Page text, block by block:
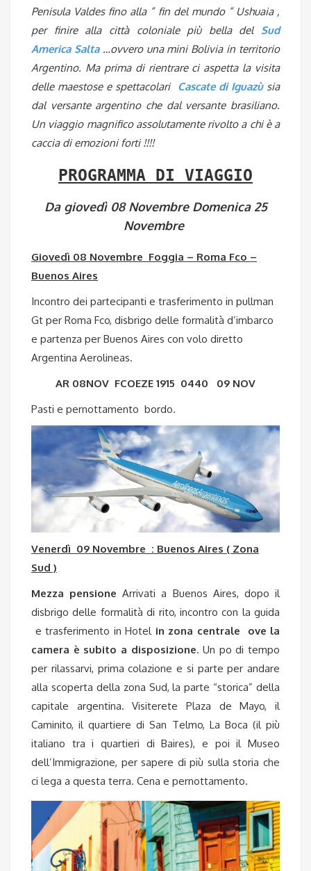
Penisula Valdes fino alla ” fin del mundo ” Ushuaia ,
per finire alla città coloniale più bella del Sud
America Salta…ovvero una mini Bolivia in territorio
Argentino. Ma prima di rientrare ci aspetta la visita
delle maestose e spettacolari Cascate di Iguazù sia
dal versante argentino che dal versante brasiliano.
Un viaggio magnifico assolutamente rivolto a chi è a
caccia di emozioni forti !!!!
PROGRAMMA DI VIAGGIO
Da giovedì 08 Novembre Domenica 25
Novembre
Giovedì 08 Novembre Foggia – Roma Fco –
Buenos Aires
Incontro dei partecipanti e trasferimento in pullman
Gt per Roma Fco, disbrigo delle formalità d’imbarco
e partenza per Buenos Aires con volo diretto
Argentina Aerolineas.
AR 08NOV FCOEZE 1915 0440 09 NOV
Pasti e pernottamento bordo.
Venerdì 09 Novembre : Buenos Aires ( Zona
Sud )
Mezza pensioneArrivati a Buenos Aires, dopo il
disbrigo delle formalità di rito, incontro con la guida
e trasferimento in Hotel in zona centrale
ove la
camera è subito a disposizione. Un po di tempo
per rilassarvi, prima colazione e si parte per andare
alla scoperta della zona Sud, la parte “storica” della
capitale argentina. Visiterete Plaza de Mayo, il
Caminito, il quartiere di San Telmo, La Boca (il più
italiano tra i quartieri di Baires), e poi il Museo
dell’Immigrazione, per sapere di più sulla storia che
ci lega a questa terra. Cena e pernottamento.